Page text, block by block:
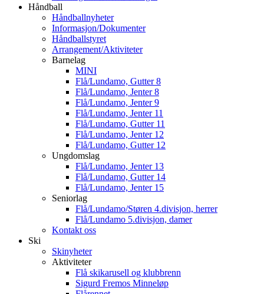
Håndball
Håndballnyheter
Informasjon/Dokumenter
Håndballstyret
Arrangement/Aktiviteter
Barnelag
MINI
Flå/Lundamo, Gutter 8
Flå/Lundamo, Jenter 8
Flå/Lundamo, Jenter 9
Flå/Lundamo, Jenter 11
Flå/Lundamo, Gutter 11
Flå/Lundamo, Jenter 12
Flå/Lundamo, Gutter 12
Ungdomslag
Flå/Lundamo, Jenter 13
Flå/Lundamo, Gutter 14
Flå/Lundamo, Jenter 15
Seniorlag
Flå/Lundamo/Støren 4.divisjon, herrer
Flå/Lundamo 5.divisjon, damer
Kontakt oss
Ski
Skinyheter
Aktiviteter
Flå skikarusell og klubbrenn
Sigurd Fremos Minneløp